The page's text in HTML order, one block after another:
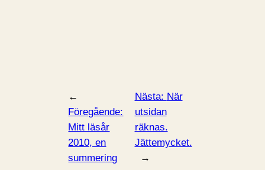
←
Föregående:
Mitt läsår
2010, en
summering
Nästa: När
utsidan
räknas.
Jättemycket.
→